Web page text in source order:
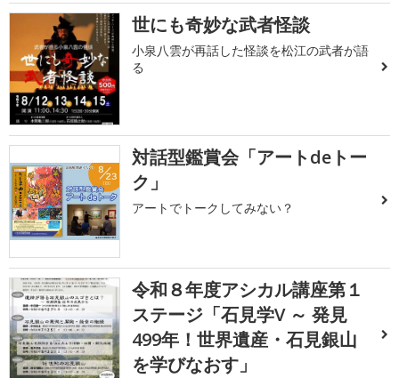
世にも奇妙な武者怪談
小泉八雲が再話した怪談を松江の武者が語
る
対話型鑑賞会「アートdeトー
ク」
アートでトークしてみない？
令和８年度アシカル講座第１
ステージ「石見学V ～ 発見
499年！世界遺産・石見銀山
を学びなおす」